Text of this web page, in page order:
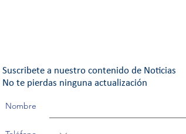
No te pierdas ninguna actualización
Suscribete a nuestro contenido de Noticias
Nombre